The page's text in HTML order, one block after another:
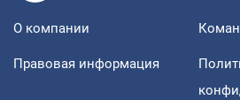
О компании
Правовая информация